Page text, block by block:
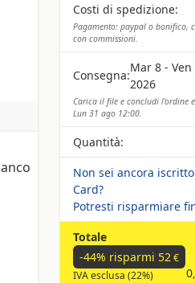
Costi di spedizione:
Pagamento: paypal o bonifico,
con commissioni.
Consegna:
Mar 8 -
2026
Carica il file e concludi l'ordine
Lun 31 ago 12:00.
Quantità:
Non sei ancora
Card?
Potresti risparmiare
Totale
-44% risparmi 52€
IVA esclusa (22%)
0